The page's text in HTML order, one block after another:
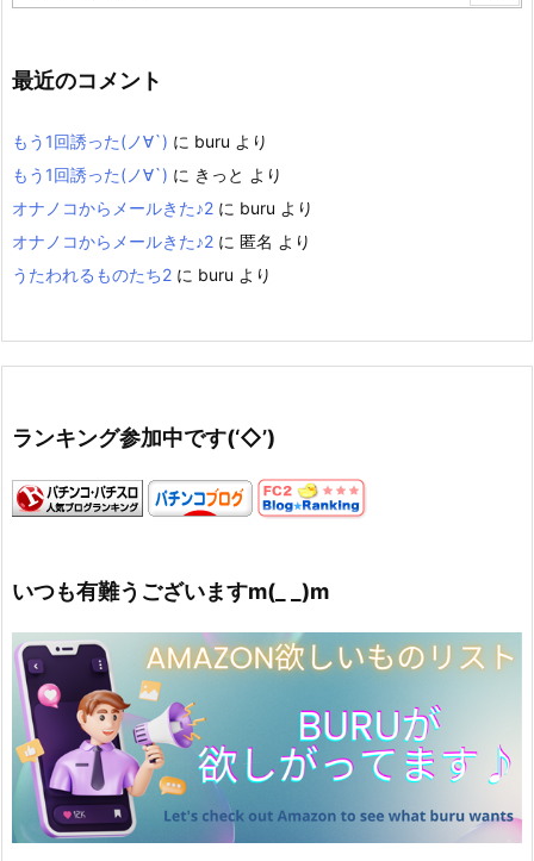
最近のコメント
もう1回誘った(ノ∀`) に buru より
もう1回誘った(ノ∀`) に きっと より
オナノコからメールきた♪2 に buru より
オナノコからメールきた♪2 に 匿名 より
うたわれるものたち2 に buru より
ランキング参加中です(‘◇’)ゞ
いつも有難うございますm(_ _)m